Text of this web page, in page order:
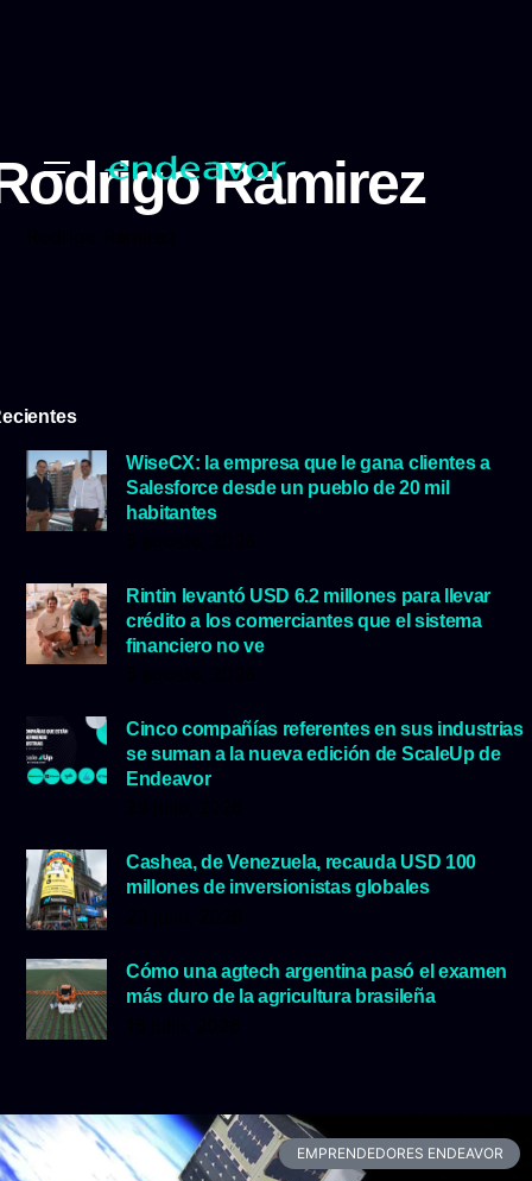
Ramirez
WiseCX: la empresa que le gana clientes a
Salesforce desde un pueblo de 20 mil
habitantes
Rintin levantó USD 6.2 millones para llevar
crédito a los comerciantes que el sistema
financiero no ve
Cinco compañías referentes en sus industrias
se suman a la nueva edición de ScaleUp de
Endeavor
Cashea, de Venezuela, recauda USD 100
millones de inversionistas globales
Cómo una agtech argentina pasó el examen
más duro de la agricultura brasileña
EMPRENDEDORES ENDEAVOR